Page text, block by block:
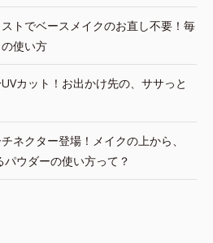
トでベースメイクのお直し不要！毎
使い方
カット！お出かけ先の、ササっと
ネクター登場！メイクの上から、
ウダーの使い方って？